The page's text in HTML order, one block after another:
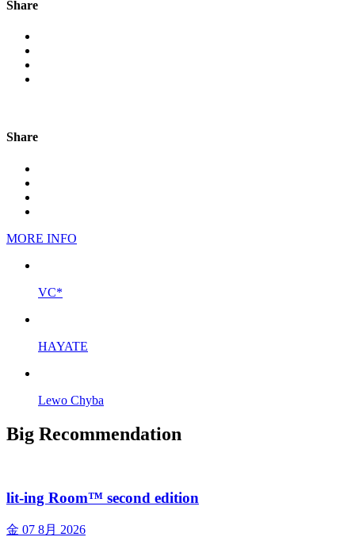
Share
Share
MORE INFO
VC*
HAYATE
Lewo Chyba
Big Recommendation
lit-ing Room™ second edition
金 07 8月 2026